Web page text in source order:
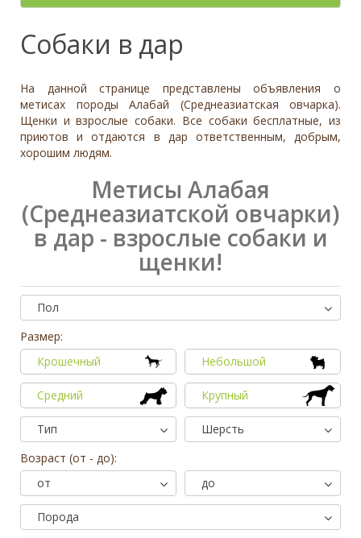
Средний Крупный
Тип
Семейная
Охотничья
Палевый
Серый
Дополнительные цвета
Черный
Белый
Серый
Палевый
Рыжий
Вес (кг)
Нет
Отношение к детям
Равнодушное
Отношение к кошкам
Доброжелательное
Равнодушное
Может проявить агрессию
Отношение к собакам
Доброжелательное
Равнодушное
Может проявить агрессию
- неважно -
Приучен к поводку
- неважно -
Дрессировка
Да
- неважно -
Необычный окрас
Отдаётся в
- не уточнено -
Собаки в дар
На данной странице представлены объявления о
метисах породы Алабай (Среднеазиатская овчарка).
Щенки и взрослые собаки. Все собаки бесплатные, из
приютов и отдаются в дар ответственным, добрым,
хорошим людям.
Метисы Алабая
(Среднеазиатской овчарки)
в дар - взрослые собаки и
щенки!
Пол
Размер:
Крошечный
Небольшой
Средний Крупный
Тип
Шерсть
Возраст (от - до):
от
до
Порода